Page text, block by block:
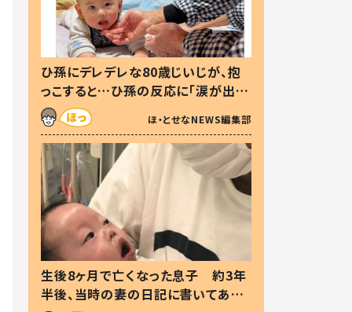
ひ孫にデレデレな80歳じいじが、抱
っこすると…ひ孫の反応に「涙が出ま
した」「可愛くて仕方ない」
ほ・とせなNEWS編集部
生後8ヶ月で亡くなった息子 約3年
半後、当時の妻の日記に書いてあっ